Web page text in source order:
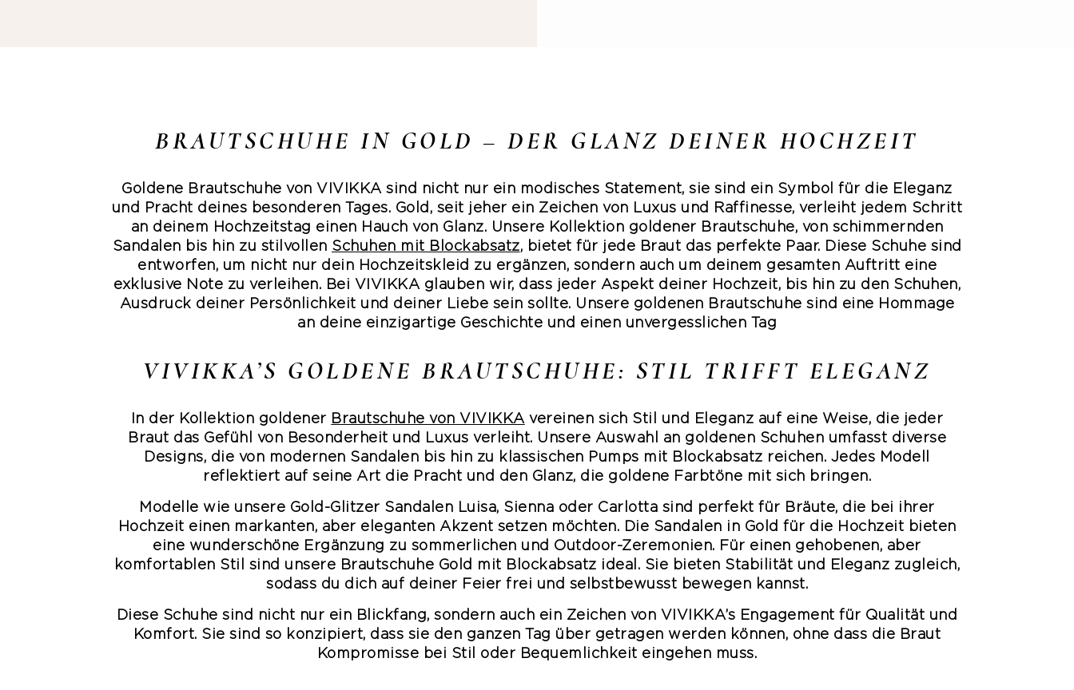
BRAUTSCHUHE IN GOLD – DER GLANZ DEINER HOCHZEIT
Goldene Brautschuhe von VIVIKKA sind nicht nur ein modisches Statement, sie sind ein Symbol für die Eleganz
und Pracht deines besonderen Tages. Gold, seit jeher ein Zeichen von Luxus und Raffinesse, verleiht jedem Schritt
an deinem Hochzeitstag einen Hauch von Glanz. Unsere Kollektion goldener Brautschuhe, von schimmernden
Sandalen bis hin zu stilvollen Schuhen mit Blockabsatz, bietet für jede Braut das perfekte Paar. Diese Schuhe sind
entworfen, um nicht nur dein Hochzeitskleid zu ergänzen, sondern auch um deinem gesamten Auftritt eine
exklusive Note zu verleihen. Bei VIVIKKA glauben wir, dass jeder Aspekt deiner Hochzeit, bis hin zu den Schuhen,
Ausdruck deiner Persönlichkeit und deiner Liebe sein sollte. Unsere goldenen Brautschuhe sind eine Hommage
an deine einzigartige Geschichte und einen unvergesslichen Tag
VIVIKKA’S GOLDENE BRAUTSCHUHE: STIL TRIFFT ELEGANZ
In der Kollektion goldener Brautschuhe von VIVIKKAvereinen sich Stil und Eleganz auf eine Weise, die jeder
Braut das Gefühl von Besonderheit und Luxus verleiht. Unsere Auswahl an goldenen Schuhen umfasst diverse
Designs, die von modernen Sandalen bis hin zu klassischen Pumps mit Blockabsatz reichen. Jedes Modell
reflektiert auf seine Art die Pracht und den Glanz, die goldene Farbtöne mit sich bringen.
Modelle wie unsere Gold-Glitzer Sandalen Luisa, Sienna oder Carlotta sind perfekt für Bräute, die bei ihrer
Hochzeit einen markanten, aber eleganten Akzent setzen möchten. Die Sandalen in Gold für die Hochzeit bieten
eine wunderschöne Ergänzung zu sommerlichen und Outdoor-Zeremonien. Für einen gehobenen, aber
komfortablen Stil sind unsere Brautschuhe Gold mit Blockabsatz ideal. Sie bieten Stabilität und Eleganz zugleich,
sodass du dich auf deiner Feier frei und selbstbewusst bewegen kannst.
Diese Schuhe sind nicht nur ein Blickfang, sondern auch ein Zeichen von VIVIKKA’s Engagement für Qualität und
Komfort. Sie sind so konzipiert, dass sie den ganzen Tag über getragen werden können, ohne dass die Braut
Kompromisse bei Stil oder Bequemlichkeit eingehen muss.